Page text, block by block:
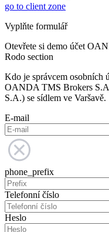
go to client zone
Vyplňte formulář
Otevřete si demo účet
Rodo section
Kdo je správcem osobních
OANDA TMS Brokers
S.A.) se sídlem ve Varšavě.
E-mail
phone_prefix
Telefonní číslo
Heslo